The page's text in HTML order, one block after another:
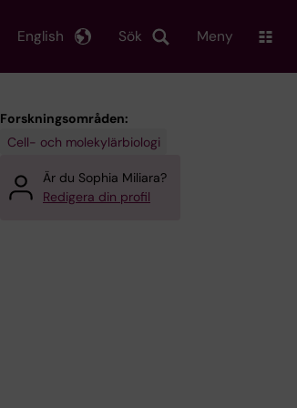
Sök
English Meny
Forskningsområden:
Cell- och molekylärbiologi
Är du Sophia Miliara?
Redigera din profil